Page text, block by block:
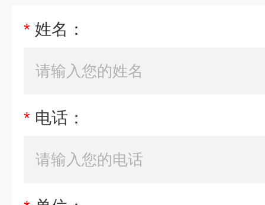
* 姓名：
* 电话：